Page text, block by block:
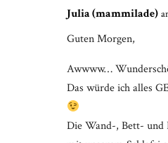
Julia (mammilade)
Guten Morgen,
Awwww…
Das würde ich alles
Die Wand-, Bett- und